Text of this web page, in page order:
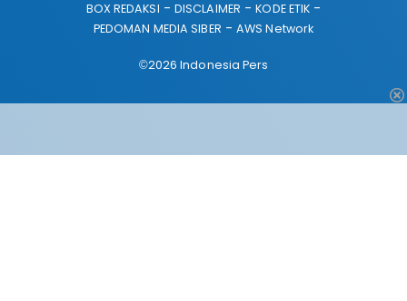
BOX REDAKSI DISCLAIMER
KODE ETIK
PEDOMAN MEDIA SIBER
AWS Network
©2026 Indonesia Pers